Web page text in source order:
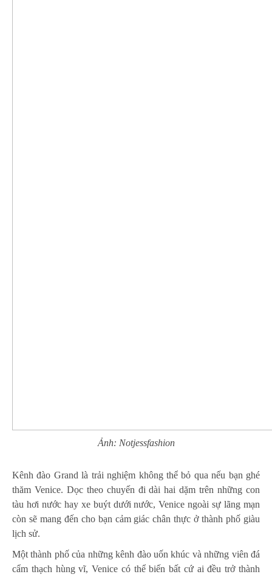
Ảnh: Notjessfashion
Kênh đào Grand là trải nghiệm không thể bỏ qua nếu bạn ghé
thăm Venice. Dọc theo chuyến đi dài hai dặm trên những con
tàu hơi nước hay xe buýt dưới nước, Venice ngoài sự lãng mạn
còn sẽ mang đến cho bạn cảm giác chân thực ở thành phố giàu
lịch sử.
Một thành phố của những kênh đào uốn khúc và những viên đá
cẩm thạch hùng vĩ, Venice có thể biến bất cứ ai đều trở thành